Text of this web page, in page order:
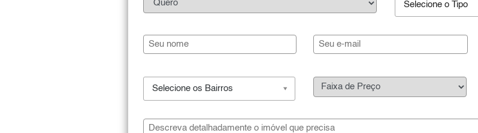
Selecione o Tipo
Selecione os Bairros